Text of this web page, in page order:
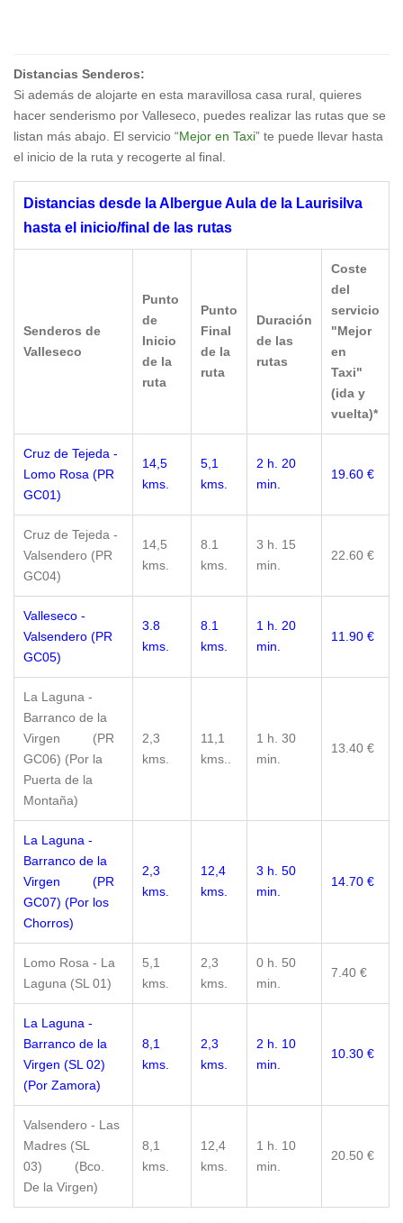
Distancias Senderos:
Si además de alojarte en esta maravillosa casa rural, quieres
hacer senderismo por Valleseco, puedes realizar las rutas que se
listan más abajo. El servicio “Mejor en Taxi” te puede llevar hasta
el inicio de la ruta y recogerte al final.
Distancias desde la Albergue Aula de la Laurisilva
hasta el inicio/final de las rutas
Senderos de
Valleseco
Punto
de
Inicio
de la
ruta
Punto
Final
de la
ruta
Duración
de las
rutas
Coste
del
servicio
"Mejor
en
Taxi"
(ida y
vuelta)*
Cruz de Tejeda -
Lomo Rosa (PR
GC01)
14,5
kms.
5,1
kms.
2 h. 20
min.
19.60 €
Cruz de Tejeda -
Valsendero (PR
GC04)
14,5
kms.
8.1
kms.
3 h. 15
min.
22.60 €
Valleseco -
Valsendero (PR
GC05)
3.8
kms.
8.1
kms.
1 h. 20
min.
11.90 €
La Laguna -
Barranco de la
Virgen (PR
GC06) (Por la
Puerta de la
Montaña)
2,3
kms.
11,1
kms..
1 h. 30
min.
13.40 €
La Laguna -
Barranco de la
Virgen (PR
GC07) (Por los
Chorros)
2,3
kms.
12,4
kms.
3 h. 50
min.
14.70 €
Lomo Rosa - La
Laguna (SL 01)
5,1
kms.
2,3
kms.
0 h. 50
min.
7.40 €
La Laguna -
Barranco de la
Virgen (SL 02)
(Por Zamora)
8,1
kms.
2,3
kms.
2 h. 10
min.
10.30 €
Valsendero - Las
Madres (SL
03) (Bco.
De la Virgen)
8,1
kms.
12,4
kms.
1 h. 10
min.
20.50 €